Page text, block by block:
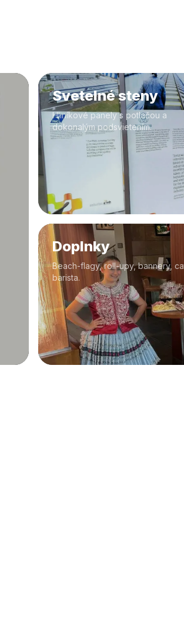
Svetelné steny
Hliníkové panely s potlačou a
dokonalým podsvietením.
Doplnky
Beach-flagy, roll-upy, bannery,
barista.